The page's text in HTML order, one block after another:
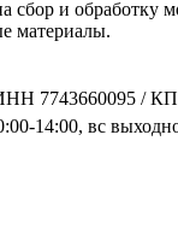
и обработку
материалы.
7743660095 /
14:00, вс